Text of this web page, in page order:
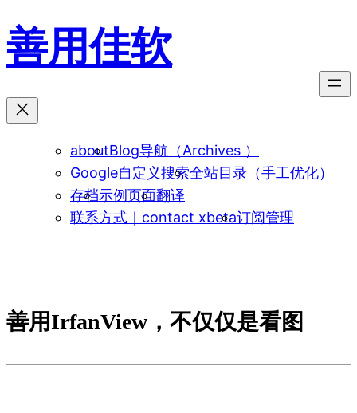
至
内
善用佳软
aboutBlog导航（Archives ）
Google自定义搜索全站目录（手工优化）
存档示例页面翻译
联系方式｜contact xbeta订阅管理
善用IrfanView，不仅仅是看图